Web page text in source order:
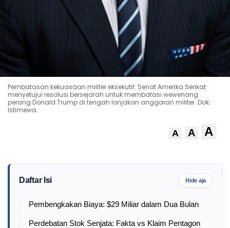
Pembatasan kekuasaan militer eksekutif. Senat Amerika Serikat
menyetujui resolusi bersejarah untuk membatasi wewenang
perang Donald Trump di tengah lonjakan anggaran militer. Dok:
Istimewa.
A A A
Daftar Isi Hide aja
Pembengkakan Biaya: $29 Miliar dalam Dua Bulan
Perdebatan Stok Senjata: Fakta vs Klaim Pentagon